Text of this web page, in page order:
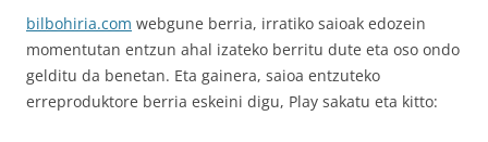
bilbohiria.com webgune berria, irratiko saioak edozein
momentutan entzun ahal izateko berritu dute eta oso ondo
gelditu da benetan. Eta gainera, saioa entzuteko
erreproduktore berria eskeini digu, Play sakatu eta kitto: